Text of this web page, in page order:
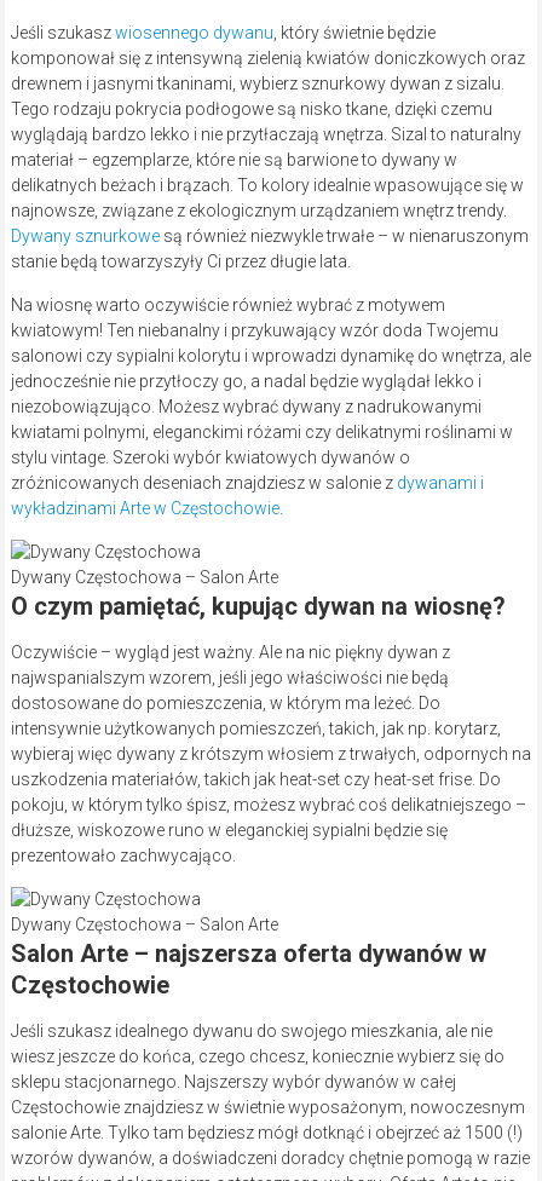
Jeśli szukaszwiosennego dywanu , który świetnie będzie
komponował się z intensywną zielenią kwiatów doniczkowych oraz
drewnem i jasnymi tkaninami, wybierz sznurkowy dywan z sizalu.
Tego rodzaju pokrycia podłogowe są nisko tkane, dzięki czemu
wyglądają bardzo lekko i nie przytłaczają wnętrza. Sizal to naturalny
materiał – egzemplarze, które nie są barwione to dywany w
delikatnych beżach i brązach. To kolory idealnie wpasowujące się w
najnowsze, związane z ekologicznym urządzaniem wnętrz trendy.
Dywany sznurkowesą również niezwykle trwałe – w nienaruszonym
stanie będą towarzyszyły Ci przez długie lata.
Na wiosnę warto oczywiście również wybrać z motywem
kwiatowym! Ten niebanalny i przykuwający wzór doda Twojemu
salonowi czy sypialni kolorytu i wprowadzi dynamikę do wnętrza, ale
jednocześnie nie przytłoczy go, a nadal będzie wyglądał lekko i
niezobowiązująco. Możesz wybrać dywany z nadrukowanymi
kwiatami polnymi, eleganckimi różami czy delikatnymi roślinami w
stylu vintage. Szeroki wybór kwiatowych dywanów o
zróżnicowanych deseniach znajdziesz w salonie z dywanami i
wykładzinami Arte w Częstochowie.
Dywany Częstochowa – Salon Arte
O czym pamiętać, kupując dywan na wiosnę?
Oczywiście – wygląd jest ważny. Ale na nic piękny dywan z
najwspanialszym wzorem, jeśli jego właściwości nie będą
dostosowane do pomieszczenia, w którym ma leżeć. Do
intensywnie użytkowanych pomieszczeń, takich, jak np. korytarz,
wybieraj więc dywany z krótszym włosiem z trwałych, odpornych na
uszkodzenia materiałów, takich jak heat-set czy heat-set frise. Do
pokoju, w którym tylko śpisz, możesz wybrać coś delikatniejszego –
dłuższe, wiskozowe runo w eleganckiej sypialni będzie się
prezentowało zachwycająco.
Dywany Częstochowa – Salon Arte
Salon Arte – najszersza oferta dywanów w
Częstochowie
Jeśli szukasz idealnego dywanu do swojego mieszkania, ale nie
wiesz jeszcze do końca, czego chcesz, koniecznie wybierz się do
sklepu stacjonarnego. Najszerszy wybór dywanów w całej
Częstochowie znajdziesz w świetnie wyposażonym, nowoczesnym
salonie Arte. Tylko tam będziesz mógł dotknąć i obejrzeć aż 1500 (!)
wzorów dywanów, a doświadczeni doradcy chętnie pomogą w razie